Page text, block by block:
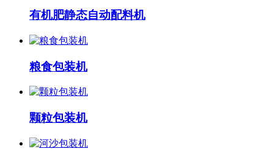
有机肥静态自动配料机
粮食包装机
颗粒包装机